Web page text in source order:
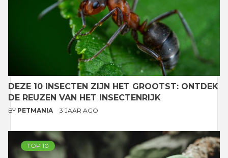
DEZE 10 INSECTEN ZIJN HET GROOTST: ONTDEK
DE REUZEN VAN HET INSECTENRIJK
BY PETMANIA 3 JAAR AGO
TOP 10